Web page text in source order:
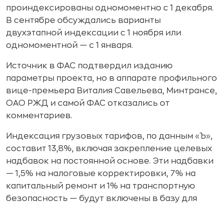
проиндексированы одномоментно с 1 декабря.
В сентябре обсуждались варианты
двухэтапной индексации с 1 ноября или
одномоментной — с 1 января.
Источник в ФАС подтвердил изданию
параметры проекта, но в аппарате профильного
вице-премьера Виталия Савельева, Минтрансе,
ОАО РЖД и самой ФАС отказались от
комментариев.
Индексация грузовых тарифов, по данным «Ъ»,
составит 13,8%, включая закрепление целевых
надбавок на постоянной основе. Эти надбавки
— 1,5% на налоговые корректировки, 7% на
капитальный ремонт и 1% на транспортную
безопасность — будут включены в базу для